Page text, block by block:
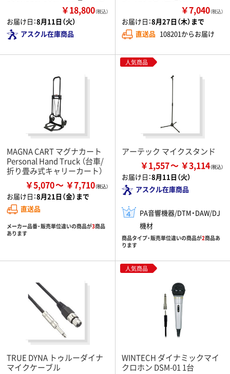
￥18,800（税込）
お届け日：8月11日（火）
アスクル在庫商品
￥7,040（税込）
お届け日：8月27日（木）まで
直送品 108201からお届け
MAGNA CART マグナカート
Personal Hand Truck （台車/
折り畳み式キャリーカート）
￥5,070 ￥7,710
お届け日：8月21日（金）まで
直送品
メーカー品番・販売単位違いの商品が3商品
あります
人気商品
アーテック マイクスタンド
￥1,557 ￥3,114
お届け日：8月11日（火）
アスクル在庫商品
PA音響機器/DTM・DAW/DJ
機材
商品タイプ・販売単位違いの商品が2商品あ
ります
TRUE DYNA トゥルーダイナ
マイクケーブル
人気商品
WINTECH ダイナミックマイ
クロホン DSM-01 1台